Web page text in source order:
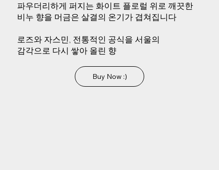
파우더리하게 퍼지는 화이트 플로럴 위로 깨끗한
비누 향을 머금은 살결의 온기가 겹쳐집니다
로즈와 자스민, 전통적인 공식을 서울의
감각으로 다시 쌓아 올린 향
Buy Now :)